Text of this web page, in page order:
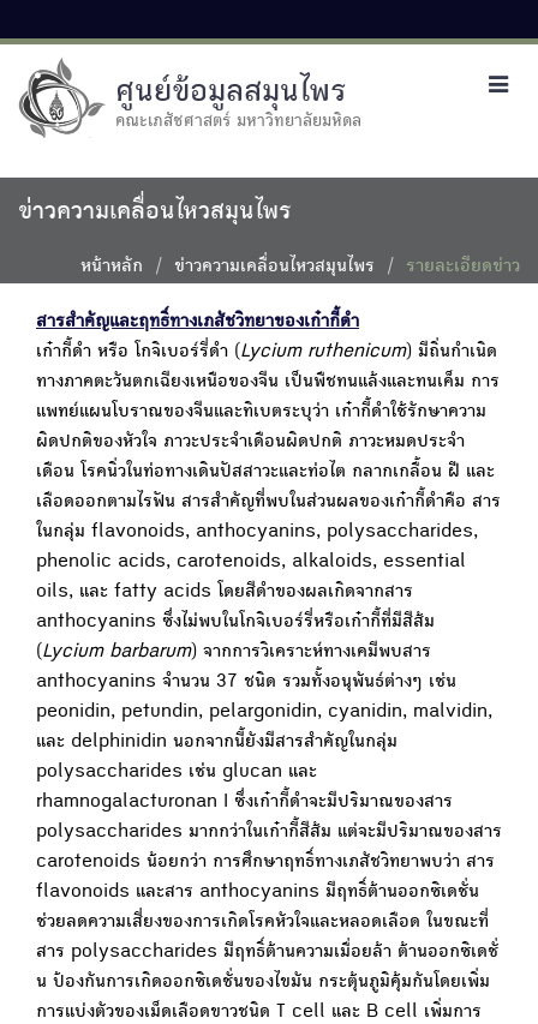
ศูนย์ข้อมูลสมุนไพร
คณะเภสัชศาสตร์ มหาวิทยาลัยมหิดล
ข่าวความเคลื่อนไหวสมุนไพร
หน้าหลัก ข่าวความเคลื่อนไหวสมุนไพร รายละเอียดข่าว
สารสำคัญและฤทธิ์ทางเภสัชวิทยาของเก๋ากี้ดำ
เก๋ากี้ดำ หรือ โกจิเบอร์รี่ดำ (Lycium ruthenicum) มีถิ่นกำเนิด
ทางภาคตะวันตกเฉียงเหนือของจีน เป็นพืชทนแล้งและทนเค็ม การ
แพทย์แผนโบราณของจีนและทิเบตระบุว่า เก๋ากี้ดำใช้รักษาความ
ผิดปกติของหัวใจ ภาวะประจำเดือนผิดปกติ ภาวะหมดประจำ
เดือน โรคนิ่วในท่อทางเดินปัสสาวะและท่อไต กลากเกลื้อน ฝี และ
เลือดออกตามไรฟัน สารสำคัญที่พบในส่วนผลของเก๋ากี้ดำคือ สาร
ในกลุ่ม flavonoids, anthocyanins, polysaccharides,
phenolic acids, carotenoids, alkaloids, essential
oils, และ fatty acids โดยสีดำของผลเกิดจากสาร
anthocyanins ซึ่งไม่พบในโกจิเบอร์รี่หรือเก๋ากี้ที่มีสีส้ม
(Lycium barbarum) จากการวิเคราะห์ทางเคมีพบสาร
anthocyanins จำนวน 37 ชนิด รวมทั้งอนุพันธ์ต่างๆ เช่น
peonidin, petundin, pelargonidin, cyanidin, malvidin,
และ delphinidin นอกจากนี้ยังมีสารสำคัญในกลุ่ม
polysaccharides เช่น glucan และ
rhamnogalacturonan I ซึ่งเก๋ากี้ดำจะมีปริมาณของสาร
polysaccharides มากกว่าในเก๋ากี้สีส้ม แต่จะมีปริมาณของสาร
carotenoids น้อยกว่า การศึกษาฤทธิ์ทางเภสัชวิทยาพบว่า สาร
flavonoids และสาร anthocyanins มีฤทธิ์ต้านออกซิเดชั่น
ช่วยลดความเสี่ยงของการเกิดโรคหัวใจและหลอดเลือด ในขณะที่
สาร polysaccharides มีฤทธิ์ต้านความเมื่อยล้า ต้านออกซิเดชั่
น ป้องกันการเกิดออกซิเดชั่นของไขมัน กระตุ้นภูมิคุ้มกันโดยเพิ่ม
การแบ่งตัวของเม็ดเลือดขาวชนิด T cell และ B cell เพิ่มการ